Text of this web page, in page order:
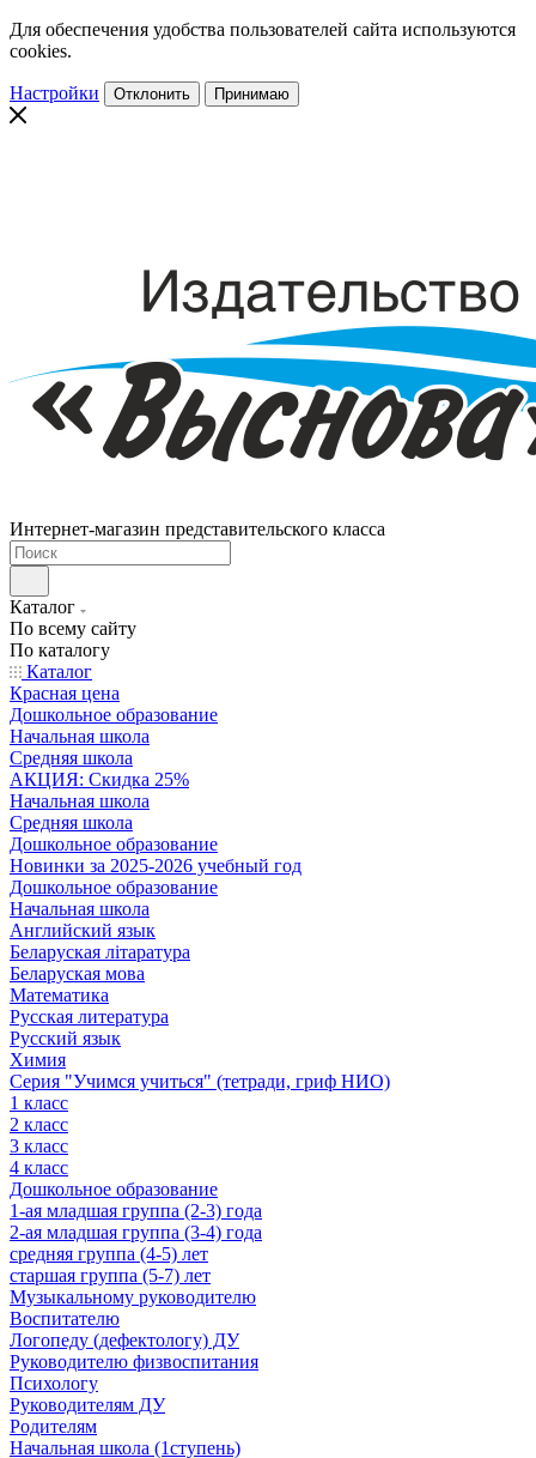
Для обеспечения удобства пользователей сайта используются
cookies.
Настройки Отклонить Принимаю
Интернет-магазин представительского класса
Каталог
По всему сайту
По каталогу
Каталог
Красная цена
Дошкольное образование
Начальная школа
Средняя школа
АКЦИЯ: Скидка 25%
Начальная школа
Средняя школа
Дошкольное образование
Новинки за 2025-2026 учебный год
Дошкольное образование
Начальная школа
Английский язык
Беларуская літаратура
Беларуская мова
Математика
Русская литература
Русский язык
Химия
Серия "Учимся учиться" (тетради, гриф НИО)
1 класс
2 класс
3 класс
4 класс
Дошкольное образование
1-ая младшая группа (2-3) года
2-ая младшая группа (3-4) года
средняя группа (4-5) лет
старшая группа (5-7) лет
Музыкальному руководителю
Воспитателю
Логопеду (дефектологу) ДУ
Руководителю физвоспитания
Психологу
Руководителям ДУ
Родителям
Начальная школа (1ступень)